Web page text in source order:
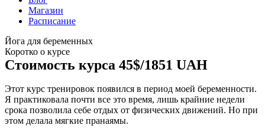
Магазин
Расписание
Йога для беременных
Коротко о курсе
Стоимость курса 45$/1851 UAH
Этот курс тренировок появился в период моей беременности.
Я практиковала почти все это время, лишь крайние недели
срока позволила себе отдых от физических движений. Но при
этом делала мягкие пранаямы.